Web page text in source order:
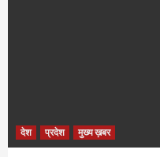
देश प्रदेश मुख्य ख़बर